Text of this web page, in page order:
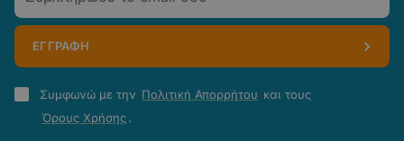
ΕΓΓΡΑΦΗ
Πολιτική
Απορρήτου
Συμφωνώ με την Πολιτική Απορρήτου και τους
Όρους Χρήσης.